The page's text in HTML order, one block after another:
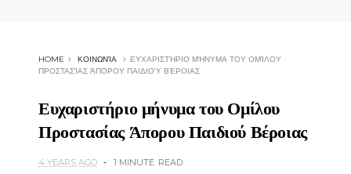
HOME ΚΟΙΝΩΝΊΑ
ΕΥΧΑΡΙΣΤΉΡΙΟ ΜΉΝΥΜΑ ΤΟΥ ΟΜΊΛΟΥ
ΠΡΟΣΤΑΣΊΑΣ ΆΠΟΡΟΥ ΠΑΙΔΙΟΎ ΒΈΡΟΙΑΣ
Ευχαριστήριο μήνυμα του Ομίλου
Προστασίας Άπορου Παιδιού Βέροιας
4 YEARS AGO 1 MINUTE READ